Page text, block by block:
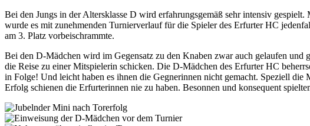
Bei den Jungs in der Altersklasse D wird erfahrungsgemäß sehr intensiv
wurde es mit zunehmenden Turnierverlauf für die Spieler des Erfurter HC
am 3. Platz vorbeischrammte.
Bei den D-Mädchen wird im Gegensatz zu den Knaben zwar auch gelaufen und
die Reise zu einer Mitspielerin schicken. Die D-Mädchen des Erfurter HC
in Folge! Und leicht haben es ihnen die Gegnerinnen nicht gemacht. Speziell
Erfolg schienen die Erfurterinnen nie zu haben. Besonnen und konsequent